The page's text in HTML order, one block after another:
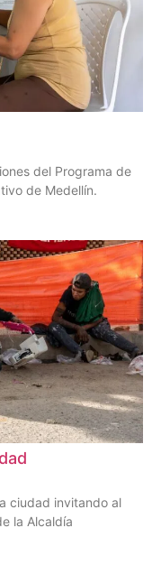
del Programa de
de Medellín.
ciudad invitando al
la Alcaldía